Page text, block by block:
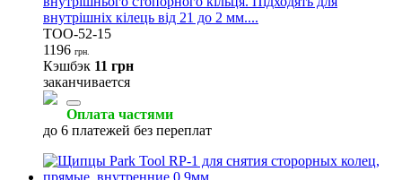
внутрішніх кілець від 21 до 2 мм....
TOO-52-15
1196 грн.
Кэшбэк 11 грн
заканчивается
Оплата частями
до 6 платежей без переплат